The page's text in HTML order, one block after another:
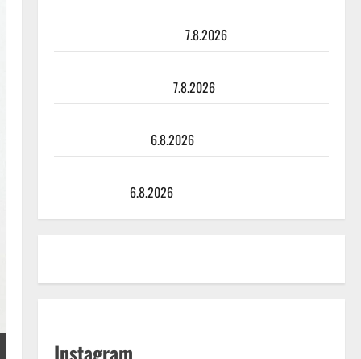
7.8.2026
7.8.2026
6.8.2026
6.8.2026
Instagram